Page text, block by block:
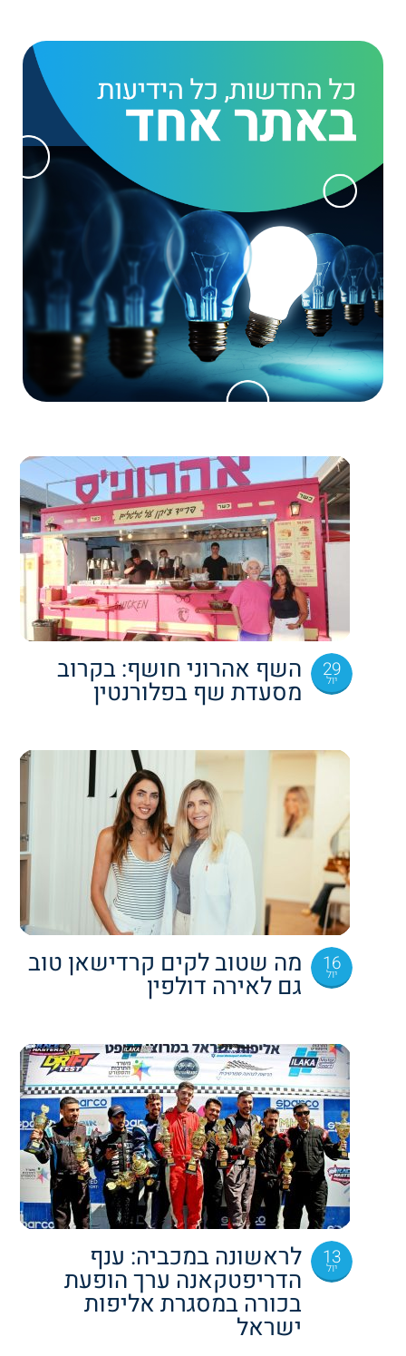
29
יול השף אהרוני חושף: בקרוב
מסעדת שף בפלורנטין
16
יול מה שטוב לקים קרדישאן טוב
גם לאירה דולפין
13
יול לראשונה במכביה: ענף
הדריפטקאנה ערך הופעת
בכורה במסגרת אליפות
ישראל